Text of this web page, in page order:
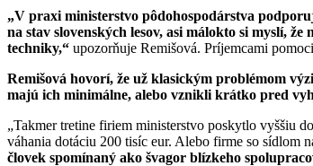
„V praxi ministerstvo pôdohospodárstva
na stav slovenských lesov, asi málokto si myslí,
techniky,“ upozorňuje Remišová. Príjemcami
Remišová hovorí, že už klasickým problémom
majú ich minimálne, alebo vznikli krátko pred
„Takmer tretine firiem ministerstvo poskytlo vyššiu
váhania dotáciu 200 tisíc eur. Alebo firme so sídlom
človek spomínaný ako švagor blízkeho